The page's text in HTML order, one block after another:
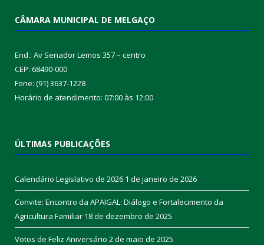
CÂMARA MUNICIPAL DE MELGAÇO
End.: Av Senador Lemos 357 – centro
CEP: 68490-000
Fone: (91) 3637-1228
Horário de atendimento: 07:00 às 12:00
ÚLTIMAS PUBLICAÇÕES
Calendário Legislativo de 2026 1 de janeiro de 2026
Convite: Encontro da APAIGAL: Diálogo e Fortalecimento da
Agricultura Familiar 18 de dezembro de 2025
Votos de Feliz Aniversário 2 de maio de 2025